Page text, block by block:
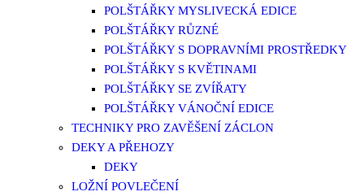
POLŠTÁŘKY MYSLIVECKÁ EDICE
POLŠTÁŘKY RŮZNÉ
POLŠTÁŘKY S DOPRAVNÍMI PROSTŘEDKY
POLŠTÁŘKY S KVĚTINAMI
POLŠTÁŘKY SE ZVÍŘATY
POLŠTÁŘKY VÁNOČNÍ EDICE
TECHNIKY PRO ZAVĚŠENÍ ZÁCLON
DEKY A PŘEHOZY
DEKY
LOŽNÍ POVLEČENÍ